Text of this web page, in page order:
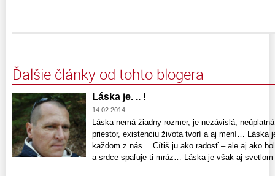
Ďalšie články od tohto blogera
Láska je. .. !
14.02.2014
Láska nemá žiadny rozmer, je nezávislá,
priestor, existenciu života tvorí a aj mení… Láska
každom z nás… Cítiš ju ako radosť – ale aj ako
a srdce spaľuje ti mráz… Láska je však aj